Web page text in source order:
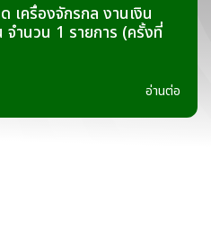
เครื่องจักรกล งานเงิน
ำนวน 1 รายการ (ครั้งที่
อ่านต่อ